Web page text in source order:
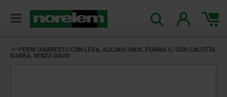
PERNI D'ARRESTO CON LEVA, ACCIAIO INOX, FORMA C, CON CALOTTA
BARRA, SENZA DADO